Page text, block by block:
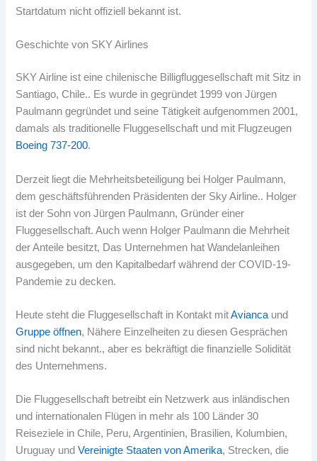
Startdatum nicht offiziell bekannt ist.
Geschichte von SKY Airlines
SKY Airline ist eine chilenische Billigfluggesellschaft mit Sitz in
Santiago, Chile.. Es wurde in gegründet 1999 von Jürgen
Paulmann gegründet und seine Tätigkeit aufgenommen 2001,
damals als traditionelle Fluggesellschaft und mit Flugzeugen
Boeing 737-200.
Derzeit liegt die Mehrheitsbeteiligung bei Holger Paulmann,
dem geschäftsführenden Präsidenten der Sky Airline.. Holger
ist der Sohn von Jürgen Paulmann, Gründer einer
Fluggesellschaft. Auch wenn Holger Paulmann die Mehrheit
der Anteile besitzt, Das Unternehmen hat Wandelanleihen
ausgegeben, um den Kapitalbedarf während der COVID-19-
Pandemie zu decken.
Heute steht die Fluggesellschaft in Kontakt mitAvianca und
Gruppe öffnen, Nähere Einzelheiten zu diesen Gesprächen
sind nicht bekannt., aber es bekräftigt die finanzielle Solidität
des Unternehmens.
Die Fluggesellschaft betreibt ein Netzwerk aus inländischen
und internationalen Flügen in mehr als 100 Länder 30
Reiseziele in Chile, Peru, Argentinien, Brasilien, Kolumbien,
Uruguay undVereinigte Staaten von Amerika, Strecken, die